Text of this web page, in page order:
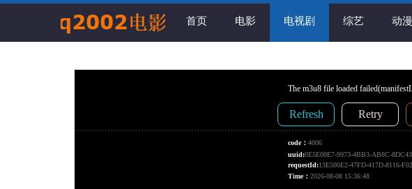
首页 电影 电视剧 综艺 动漫